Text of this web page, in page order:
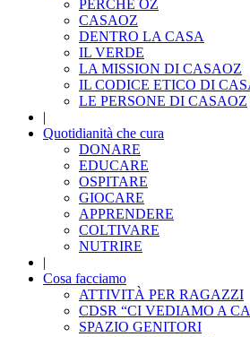
PERCHÈ OZ
CASAOZ
DENTRO LA CASA
IL VERDE
LA MISSION DI CASAOZ
IL CODICE ETICO DI
LE PERSONE DI CASAOZ
|
Quotidianità che cura
DONARE
EDUCARE
OSPITARE
GIOCARE
APPRENDERE
COLTIVARE
NUTRIRE
|
Cosa facciamo
ATTIVITÀ PER RAGAZZI
CDSR “CI VEDIAMO A
SPAZIO GENITORI